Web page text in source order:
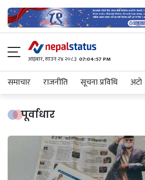
आइबार​, साउन २४ २०८३ 07:04:58 PM
समाचार राजनीति सूचना प्रविधि अटाे
पूर्वाधार